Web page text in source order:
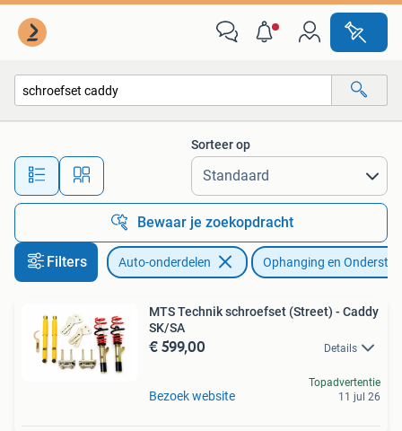
Alle afstanden…
Sorteer op
Bewaar je zoekopdracht
Filters Auto-onderdelen Ophanging en Onderstel
MTS Technik schroefset (Street) - Caddy
SK/SA
€ 599,00 Details
Bezoek website
Topadvertentie
11 jul 26